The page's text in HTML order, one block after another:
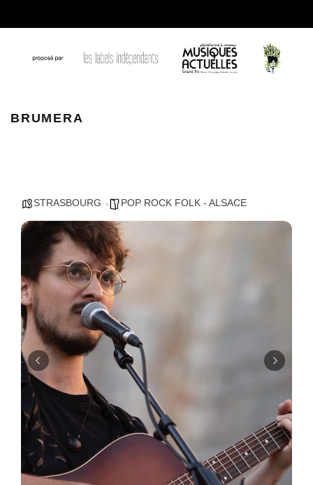
BRUMERA
STRASBOURG POP ROCK FOLK - ALSACE